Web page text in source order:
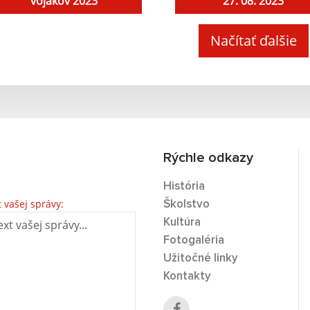
Načítať ďalšie
vašej správy:
Rýchle odkazy
História
Školstvo
Kultúra
Fotogaléria
Užitočné linky
Kontakty